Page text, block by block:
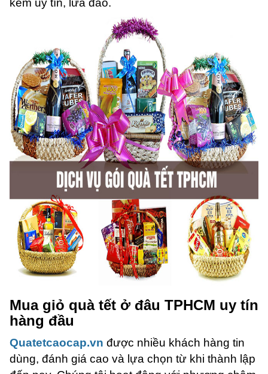
kém uy tín, lừa đảo.
Mua giỏ quà tết ở đâu TPHCM uy tín
hàng đầu
Quatetcaocap.vn được nhiều khách hàng tin
dùng, đánh giá cao và lựa chọn từ khi thành lập